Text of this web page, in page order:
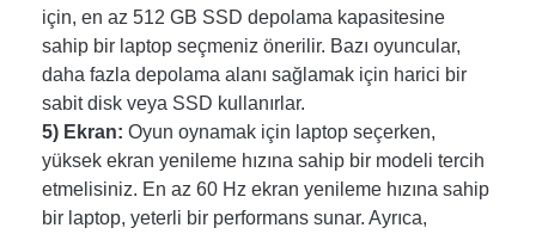
için, en az 512 GB SSD depolama kapasitesine
sahip bir laptop seçmeniz önerilir. Bazı oyuncular,
daha fazla depolama alanı sağlamak için harici bir
sabit disk veya SSD kullanırlar.
5) Ekran: Oyun oynamak için laptop seçerken,
yüksek ekran yenileme hızına sahip bir modeli tercih
etmelisiniz. En az 60 Hz ekran yenileme hızına sahip
bir laptop, yeterli bir performans sunar. Ayrıca,